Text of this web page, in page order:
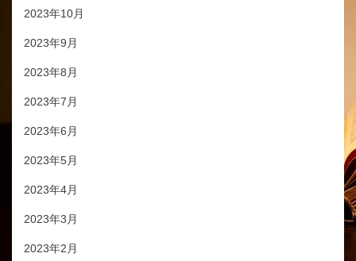
2023年10月
2023年9月
2023年8月
2023年7月
2023年6月
2023年5月
2023年4月
2023年3月
2023年2月